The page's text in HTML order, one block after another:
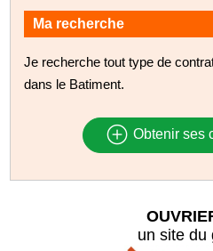
Ma recherche
Je recherche tout type de
dans le Batiment.
Obtenir ses
un site du